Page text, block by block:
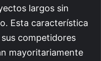
largos sin
Esta característica
competidores
mayoritariamente